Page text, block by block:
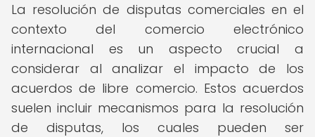
La resolución de disputas comerciales en el
contexto del comercio electrónico
internacional es un aspecto crucial a
considerar al analizar el impacto de los
acuerdos de libre comercio. Estos acuerdos
suelen incluir mecanismos para la resolución
de disputas, los cuales pueden ser